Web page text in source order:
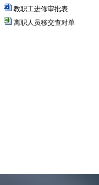
教职工进修审批表
离职人员移交查对单